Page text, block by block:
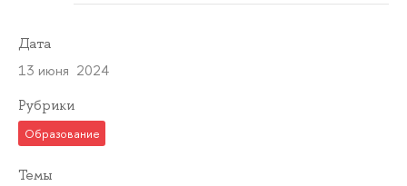
Дата
13 июня 2024
Рубрики
Образование
Темы